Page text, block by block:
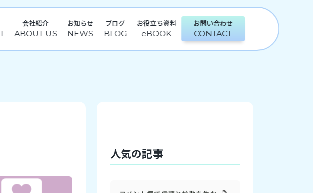
会社紹介 お知らせ ブログ お役立ち資料 お問い合わせ
人気の記事